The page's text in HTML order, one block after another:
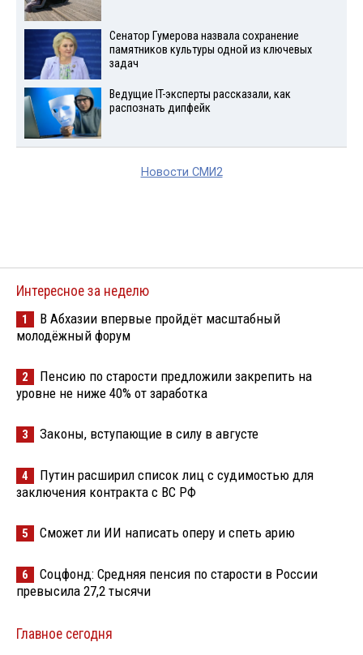
Сенатор Гумерова назвала сохранение
памятников культуры одной из ключевых
задач
Ведущие IT-эксперты рассказали, как
распознать дипфейк
Новости СМИ2
Интересное за неделю
1
В Абхазии впервые пройдёт масштабный
молодёжный форум
2
Пенсию по старости предложили закрепить на
уровне не ниже 40% от заработка
3 Законы, вступающие в силу в августе
4
Путин расширил список лиц с судимостью для
заключения контракта с ВС РФ
5 Сможет ли ИИ написать оперу и спеть арию
6
Соцфонд: Средняя пенсия по старости в России
превысила 27,2 тысячи
Главное сегодня